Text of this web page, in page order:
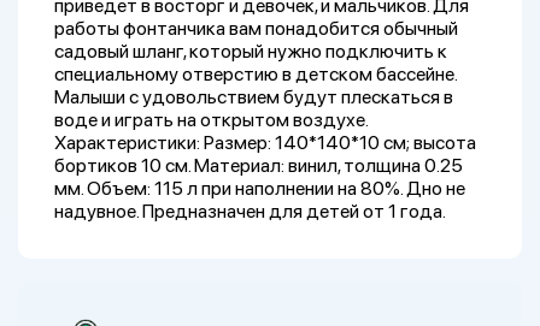
приведет в восторг и девочек, и мальчиков. Для
работы фонтанчика вам понадобится обычный
садовый шланг, который нужно подключить к
специальному отверстию в детском бассейне.
Малыши с удовольствием будут плескаться в
воде и играть на открытом воздухе.
Характеристики: Размер: 140*140*10 см; высота
бортиков 10 см. Материал: винил, толщина 0.25
мм. Объем: 115 л при наполнении на 80%. Дно не
надувное. Предназначен для детей от 1 года.